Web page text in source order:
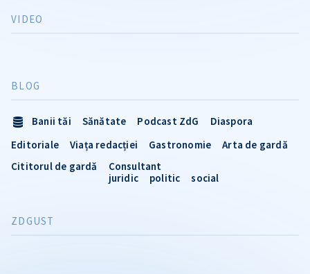
VIDEO
BLOG
Banii tăi Sănătate Podcast ZdG
Diaspora
Editoriale
Viața redacției Gastronomie
Arta de gardă
Cititorul de gardă
Consultant
juridic
politic social
ZDGUST